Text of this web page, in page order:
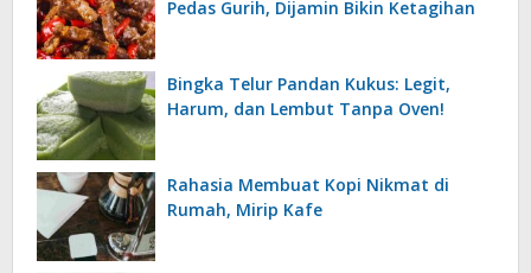
Pedas Gurih, Dijamin Bikin Ketagihan
Bingka Telur Pandan Kukus: Legit,
Harum, dan Lembut Tanpa Oven!
Rahasia Membuat Kopi Nikmat di
Rumah, Mirip Kafe